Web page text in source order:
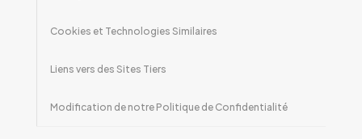
Cookies et Technologies Similaires
Liens vers des Sites Tiers
Modification de notre Politique de Confidentialité